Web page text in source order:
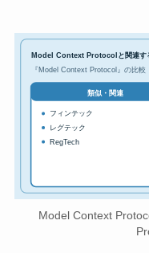
Model Context Protocolと関連す
『Model Context Protocol』の比較
類似・関連
フィンテック
レグテック
RegTech
Model Context